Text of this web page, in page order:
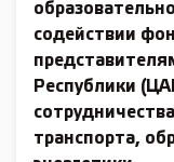
содействии
Республики
транспорта,